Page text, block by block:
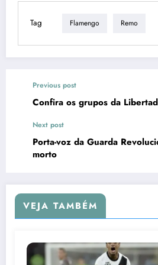
Tag Flamengo Remo
Previous post
Confira os grupos da
Next post
Porta-voz da Guarda
morto
VEJA TAMBÉM